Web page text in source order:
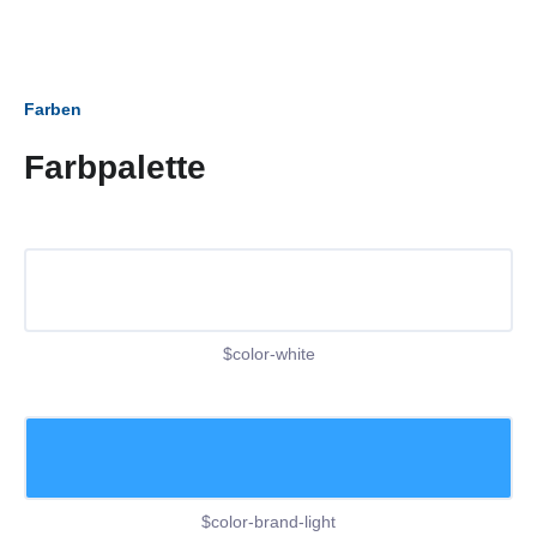
Farben
Farbpalette
$color-white
$color-brand-light